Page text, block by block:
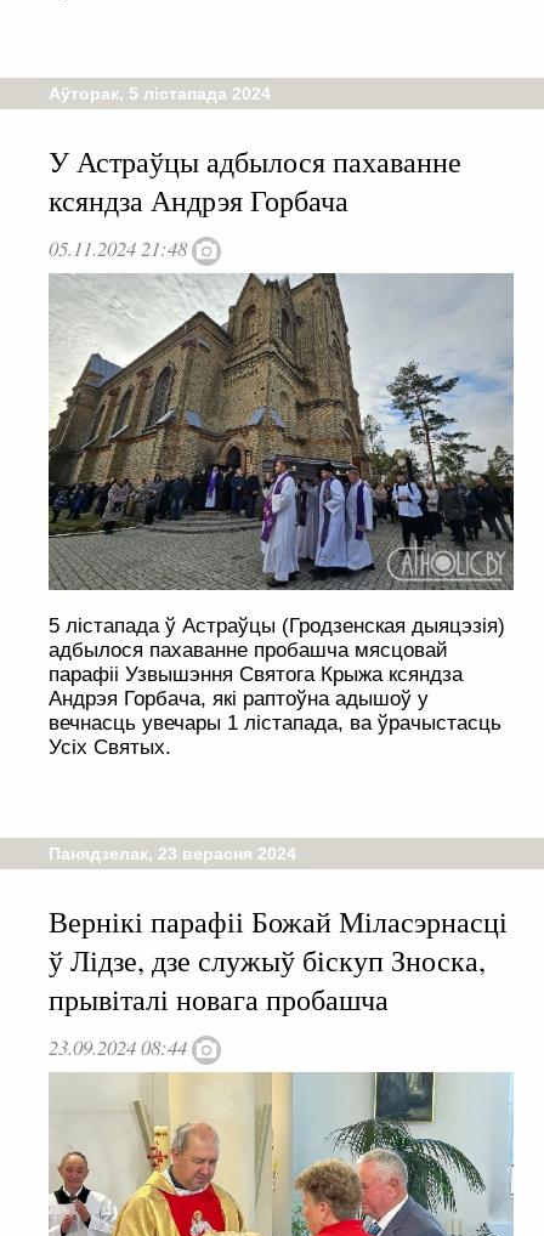
Аўторак, 5 лістапада 2024
У Астраўцы адбылося пахаванне
ксяндза Андрэя Горбача
05.11.2024 21:48
5 лістапада ў Астраўцы (Гродзенская дыяцэзія)
адбылося пахаванне пробашча мясцовай
парафіі Узвышэння Святога Крыжа ксяндза
Андрэя Горбача, які раптоўна адышоў у
вечнасць увечары 1 лістапада, ва ўрачыстасць
Усіх Святых.
Панядзелак, 23 верасня 2024
Вернікі парафіі Божай Міласэрнасці
ў Лідзе, дзе служыў біскуп Зноска,
прывіталі новага пробашча
23.09.2024 08:44